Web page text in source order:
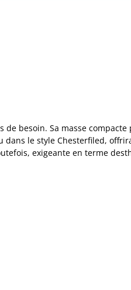
besoin. Sa masse
dans le style Chesterfiled,
exigeante en terme